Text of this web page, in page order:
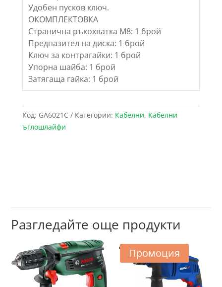
Удобен пусков ключ.
ОКОМПЛЕКТОВКА
Странична ръкохватка M8: 1 брой
Предпазител на диска: 1 брой
Ключ за контрагайки: 1 брой
Упорна шайба: 1 брой
Затягаща гайка: 1 брой
Код: GA6021C Категории: Кабелни, Кабелни
ъглошлайфи
Разгледайте още продукти
Промоция